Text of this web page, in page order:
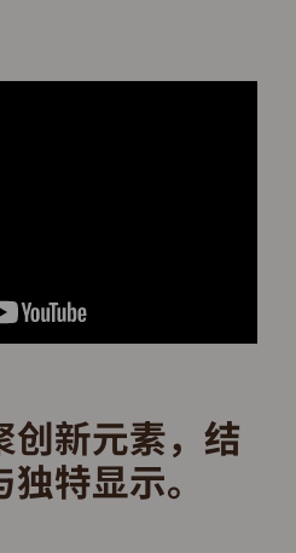
创新元素，结
特显示。